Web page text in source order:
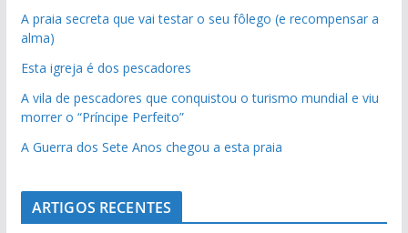
A praia secreta que vai testar o seu fôlego (e recompensar a
alma)
Esta igreja é dos pescadores
A vila de pescadores que conquistou o turismo mundial e viu
morrer o “Príncipe Perfeito”
A Guerra dos Sete Anos chegou a esta praia
ARTIGOS RECENTES